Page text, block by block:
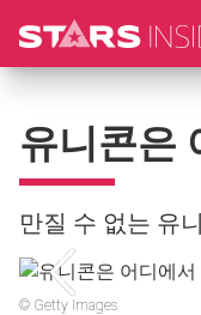
유니콘은
만질 수 없는 유
© Getty Images